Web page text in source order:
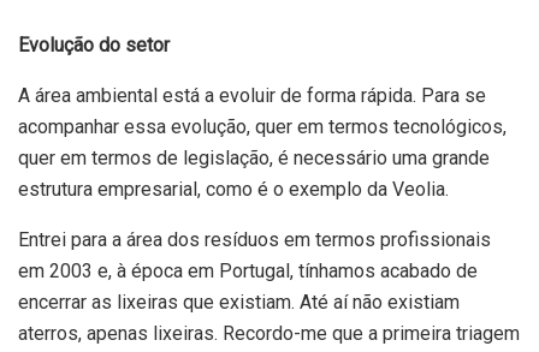
Evolução do setor
A área ambiental está a evoluir de forma rápida. Para se
acompanhar essa evolução, quer em termos tecnológicos,
quer em termos de legislação, é necessário uma grande
estrutura empresarial, como é o exemplo da Veolia.
Entrei para a área dos resíduos em termos profissionais
em 2003 e, à época em Portugal, tínhamos acabado de
encerrar as lixeiras que existiam. Até aí não existiam
aterros, apenas lixeiras. Recordo-me que a primeira triagem